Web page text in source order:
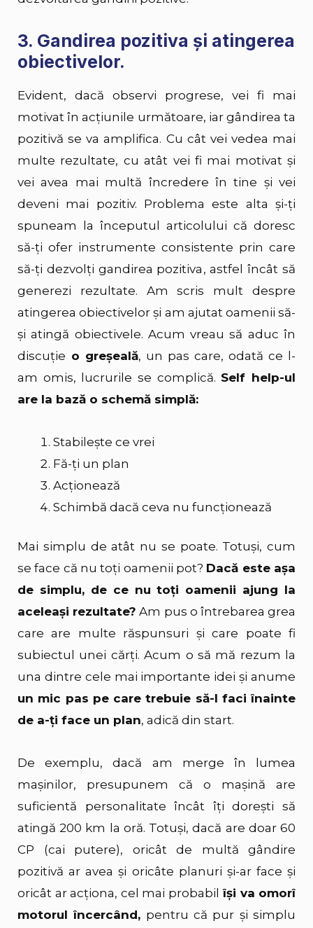
3. Gandirea pozitiva și atingerea
obiectivelor.
Evident, dacă observi progrese, vei fi mai
motivat în acțiunile următoare, iar gândirea ta
pozitivă se va amplifica. Cu cât vei vedea mai
multe rezultate, cu atât vei fi mai motivat și
vei avea mai multă încredere în tine și vei
deveni mai pozitiv. Problema este alta și-ți
spuneam la începutul articolului că doresc
să-ți ofer instrumente consistente prin care
să-ți dezvolți gandirea pozitiva, astfel încât să
generezi rezultate. Am scris mult despre
atingerea obiectivelor și am ajutat oamenii să-
și atingă obiectivele. Acum vreau să aduc în
discuție o greșeală, un pas care, odată ce l-
am omis, lucrurile se complică. Self help-ul
are la bază o schemă simplă:
Stabilește ce vrei
Fă-ți un plan
Acționează
Schimbă dacă ceva nu funcționează
Mai simplu de atât nu se poate. Totuși, cum
se face că nu toți oamenii pot? Dacă este așa
de simplu, de ce nu toți oamenii ajung la
aceleași rezultate? Am pus o întrebarea grea
care are multe răspunsuri și care poate fi
subiectul unei cărți. Acum o să mă rezum la
una dintre cele mai importante idei și anume
un mic pas pe care trebuie să-l faci înainte
de a-ți face un plan, adică din start.
De exemplu, dacă am merge în lumea
mașinilor, presupunem că o mașină are
suficientă personalitate încât îți dorești să
atingă 200 km la oră. Totuși, dacă are doar 60
CP (cai putere), oricât de multă gândire
pozitivă ar avea și oricâte planuri și-ar face și
oricât ar acționa, cel mai probabil își va omorî
motorul încercând, pentru că pur și simplu